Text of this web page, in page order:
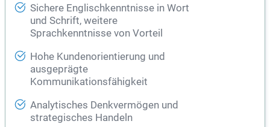
Sichere Englischkenntnisse in Wort
und Schrift, weitere
Sprachkenntnisse von Vorteil
Hohe Kundenorientierung und
ausgeprägte
Kommunikationsfähigkeit
Analytisches Denkvermögen und
strategisches Handeln